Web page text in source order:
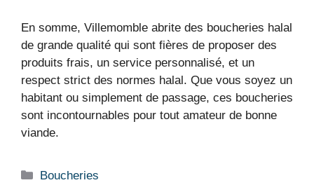
En somme, Villemomble abrite des boucheries halal
de grande qualité qui sont fières de proposer des
produits frais, un service personnalisé, et un
respect strict des normes halal. Que vous soyez un
habitant ou simplement de passage, ces boucheries
sont incontournables pour tout amateur de bonne
viande.
Boucheries